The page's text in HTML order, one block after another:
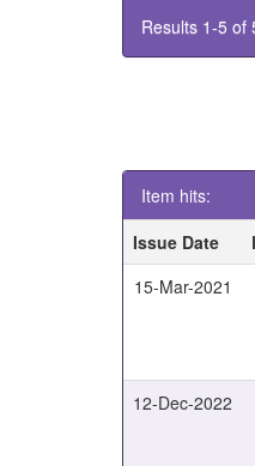
Results 1-5 of
Item hits:
Issue Date
15-Mar-2021
12-Dec-2022